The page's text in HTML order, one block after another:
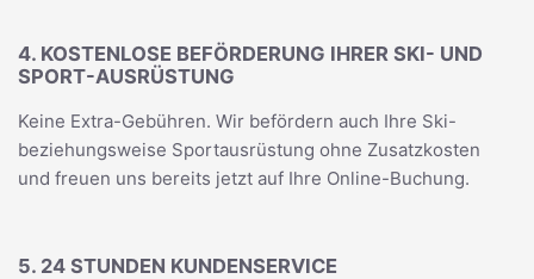
4. KOSTENLOSE BEFÖRDERUNG IHRER SKI- UND
SPORT-AUSRÜSTUNG
Keine Extra-Gebühren. Wir befördern auch Ihre Ski-
beziehungsweise Sportausrüstung ohne Zusatzkosten
und freuen uns bereits jetzt auf Ihre Online-Buchung.
5. 24 STUNDEN KUNDENSERVICE